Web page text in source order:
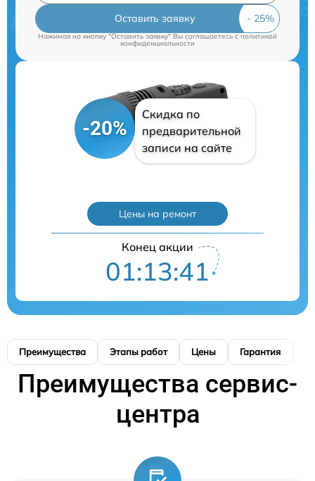
Оставить заявку
Нажимая на кнопку "Оставить заявку" Вы соглашаетесь cполитикой
конфиденциальности
-20%
Скидка по
предварительной
записи на сайте
Цены на ремонт
Конец акции
01:13:40
Преимущества Этапы работ Цены Гарантия
Преимущества сервис-
центра